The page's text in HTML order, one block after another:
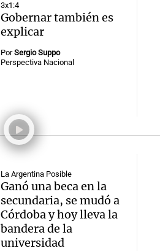
3x1:4
Gobernar también es
explicar
PorSergio Suppo
Perspectiva Nacional
La Argentina Posible
Ganó una beca en la
secundaria, se mudó a
Córdoba y hoy lleva la
bandera de la
universidad